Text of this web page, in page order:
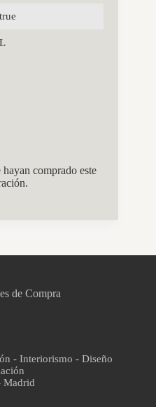
true
L
comprado este
de Compra
- Interiorismo - Diseño
Madrid